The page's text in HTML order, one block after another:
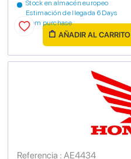
Stock en almacén europeo
Estimación de llegada 6 Days
from purchase
AÑADIR AL CARRITO
Referencia : AE4434